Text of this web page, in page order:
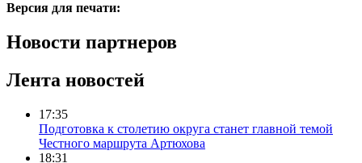
Версия для печати:
Новости партнеров
Лента новостей
17:35
Подготовка к столетию округа станет главной темой
Честного маршрута Артюхова
18:31